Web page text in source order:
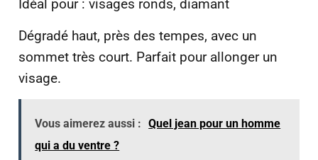
Idéal pour : visages ronds, diamant
Dégradé haut, près des tempes, avec un
sommet très court. Parfait pour allonger un
visage.
Vous aimerez aussi : Quel jean pour un homme
qui a du ventre ?